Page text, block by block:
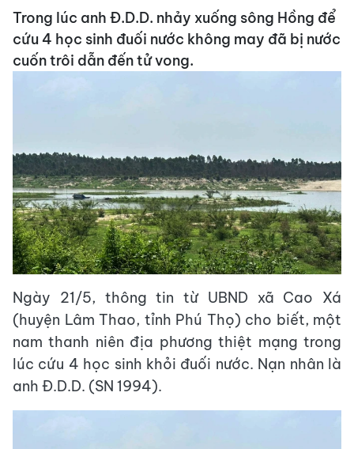
Trong lúc anh Đ.D.D. nhảy xuống sông Hồng để
cứu 4 học sinh đuối nước không may đã bị nước
cuốn trôi dẫn đến tử vong.
Ngày 21/5, thông tin từ UBND xã Cao Xá
(huyện Lâm Thao, tỉnh Phú Thọ) cho biết, một
nam thanh niên địa phương thiệt mạng trong
lúc cứu 4 học sinh khỏi đuối nước. Nạn nhân là
anh Đ.D.D. (SN 1994).